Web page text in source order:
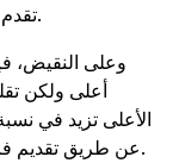
وعلى النقيض، فإن